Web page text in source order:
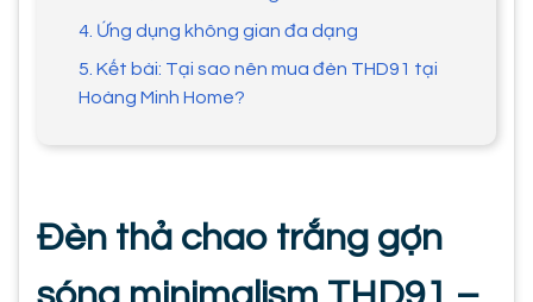
4. Ứng dụng không gian đa dạng
5. Kết bài: Tại sao nên mua đèn THD91 tại
Hoàng Minh Home?
Đèn thả chao trắng gợn